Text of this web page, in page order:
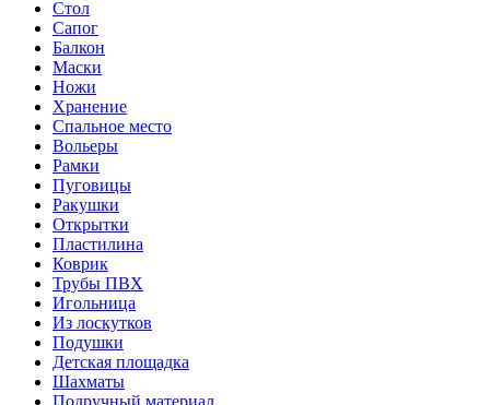
Стол
Сапог
Балкон
Маски
Ножи
Хранение
Спальное место
Вольеры
Рамки
Пуговицы
Ракушки
Открытки
Пластилина
Коврик
Трубы ПВХ
Игольница
Из лоскутков
Подушки
Детская площадка
Шахматы